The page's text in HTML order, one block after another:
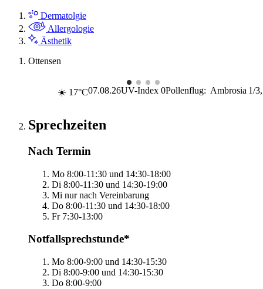
Dermatolgie
Allergologie
Ästhetik
Ottensen
UV-Index0Pollenflug: Ambrosia 1/3
☀️ 17°C07.08.26
Sprechzeiten
Nach Termin
Mo 8:00-11:30 und 14:30-18:00
Di 8:00-11:30 und 14:30-19:00
Mi nur nach Vereinbarung
Do 8:00-11:30 und 14:30-18:00
Fr 7:30-13:00
Notfallsprechstunde*
Mo 8:00-9:00 und 14:30-15:30
Di 8:00-9:00 und 14:30-15:30
Do 8:00-9:00